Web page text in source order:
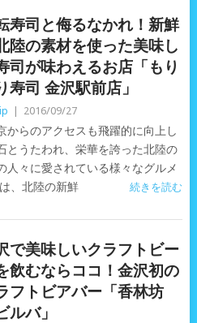
寿司と侮るなかれ！新鮮
陸の素材を使った美味し
司が味わえるお店「もり
寿司 金沢駅前店」
2016/09/27
からのアクセスも飛躍的に向上し
とうたわれ、栄華を誇った北陸の
人々に愛されている様々なグルメ
、北陸の新鮮
続きを読む
で美味しいクラフトビー
飲むならココ！金沢初の
フトビアバー「香林坊
ルバ」